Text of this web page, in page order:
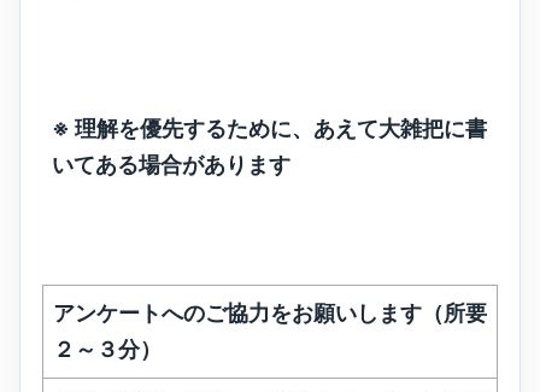
※ 理解を優先するために、あえて大雑把に書
いてある場合があります
アンケートへのご協力をお願いします（所要
２～３分）